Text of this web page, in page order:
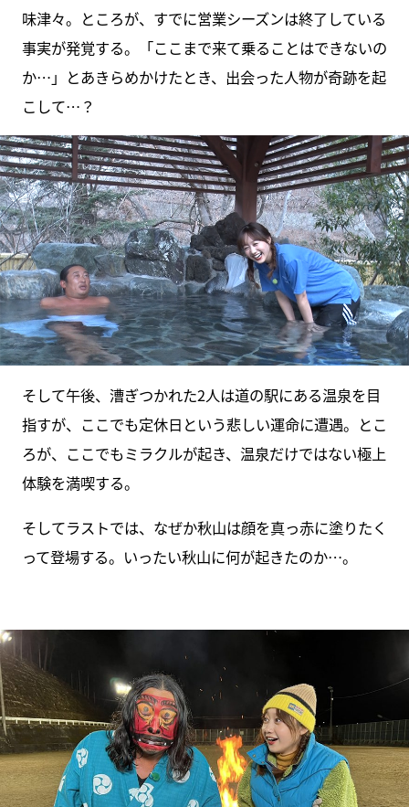
味津々。ところが、すでに営業シーズンは終了している
事実が発覚する。「ここまで来て乗ることはできないの
か…」とあきらめかけたとき、出会った人物が奇跡を起
こして…？
そして午後、漕ぎつかれた2人は道の駅にある温泉を目
指すが、ここでも定休日という悲しい運命に遭遇。とこ
ろが、ここでもミラクルが起き、温泉だけではない極上
体験を満喫する。
そしてラストでは、なぜか秋山は顔を真っ赤に塗りたく
って登場する。いったい秋山に何が起きたのか…。